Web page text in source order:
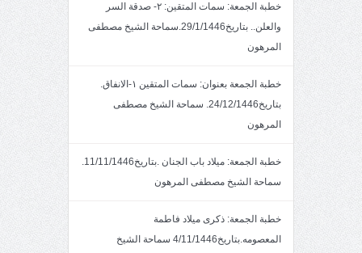
خطبة الجمعة: سمات المتقين: ٢- صدقة السر
والعلن.. بتاريخ29/1/1446.سماحة الشيخ مصطفى
المرهون
خطبة الجمعة بعنوان: سمات المتقين ١-الانفاق.
بتاريخ24/12/1446. سماحة الشيخ مصطفى
المرهون
خطبة الجمعة: ميلاد باب الجنان .بتاريخ11/11/1446.
سماحة الشيخ مصطفى المرهون
خطبة الجمعة: ذكرى ميلاد فاطمة
المعصومه.بتاريخ4/11/1446 سماحة الشيخ